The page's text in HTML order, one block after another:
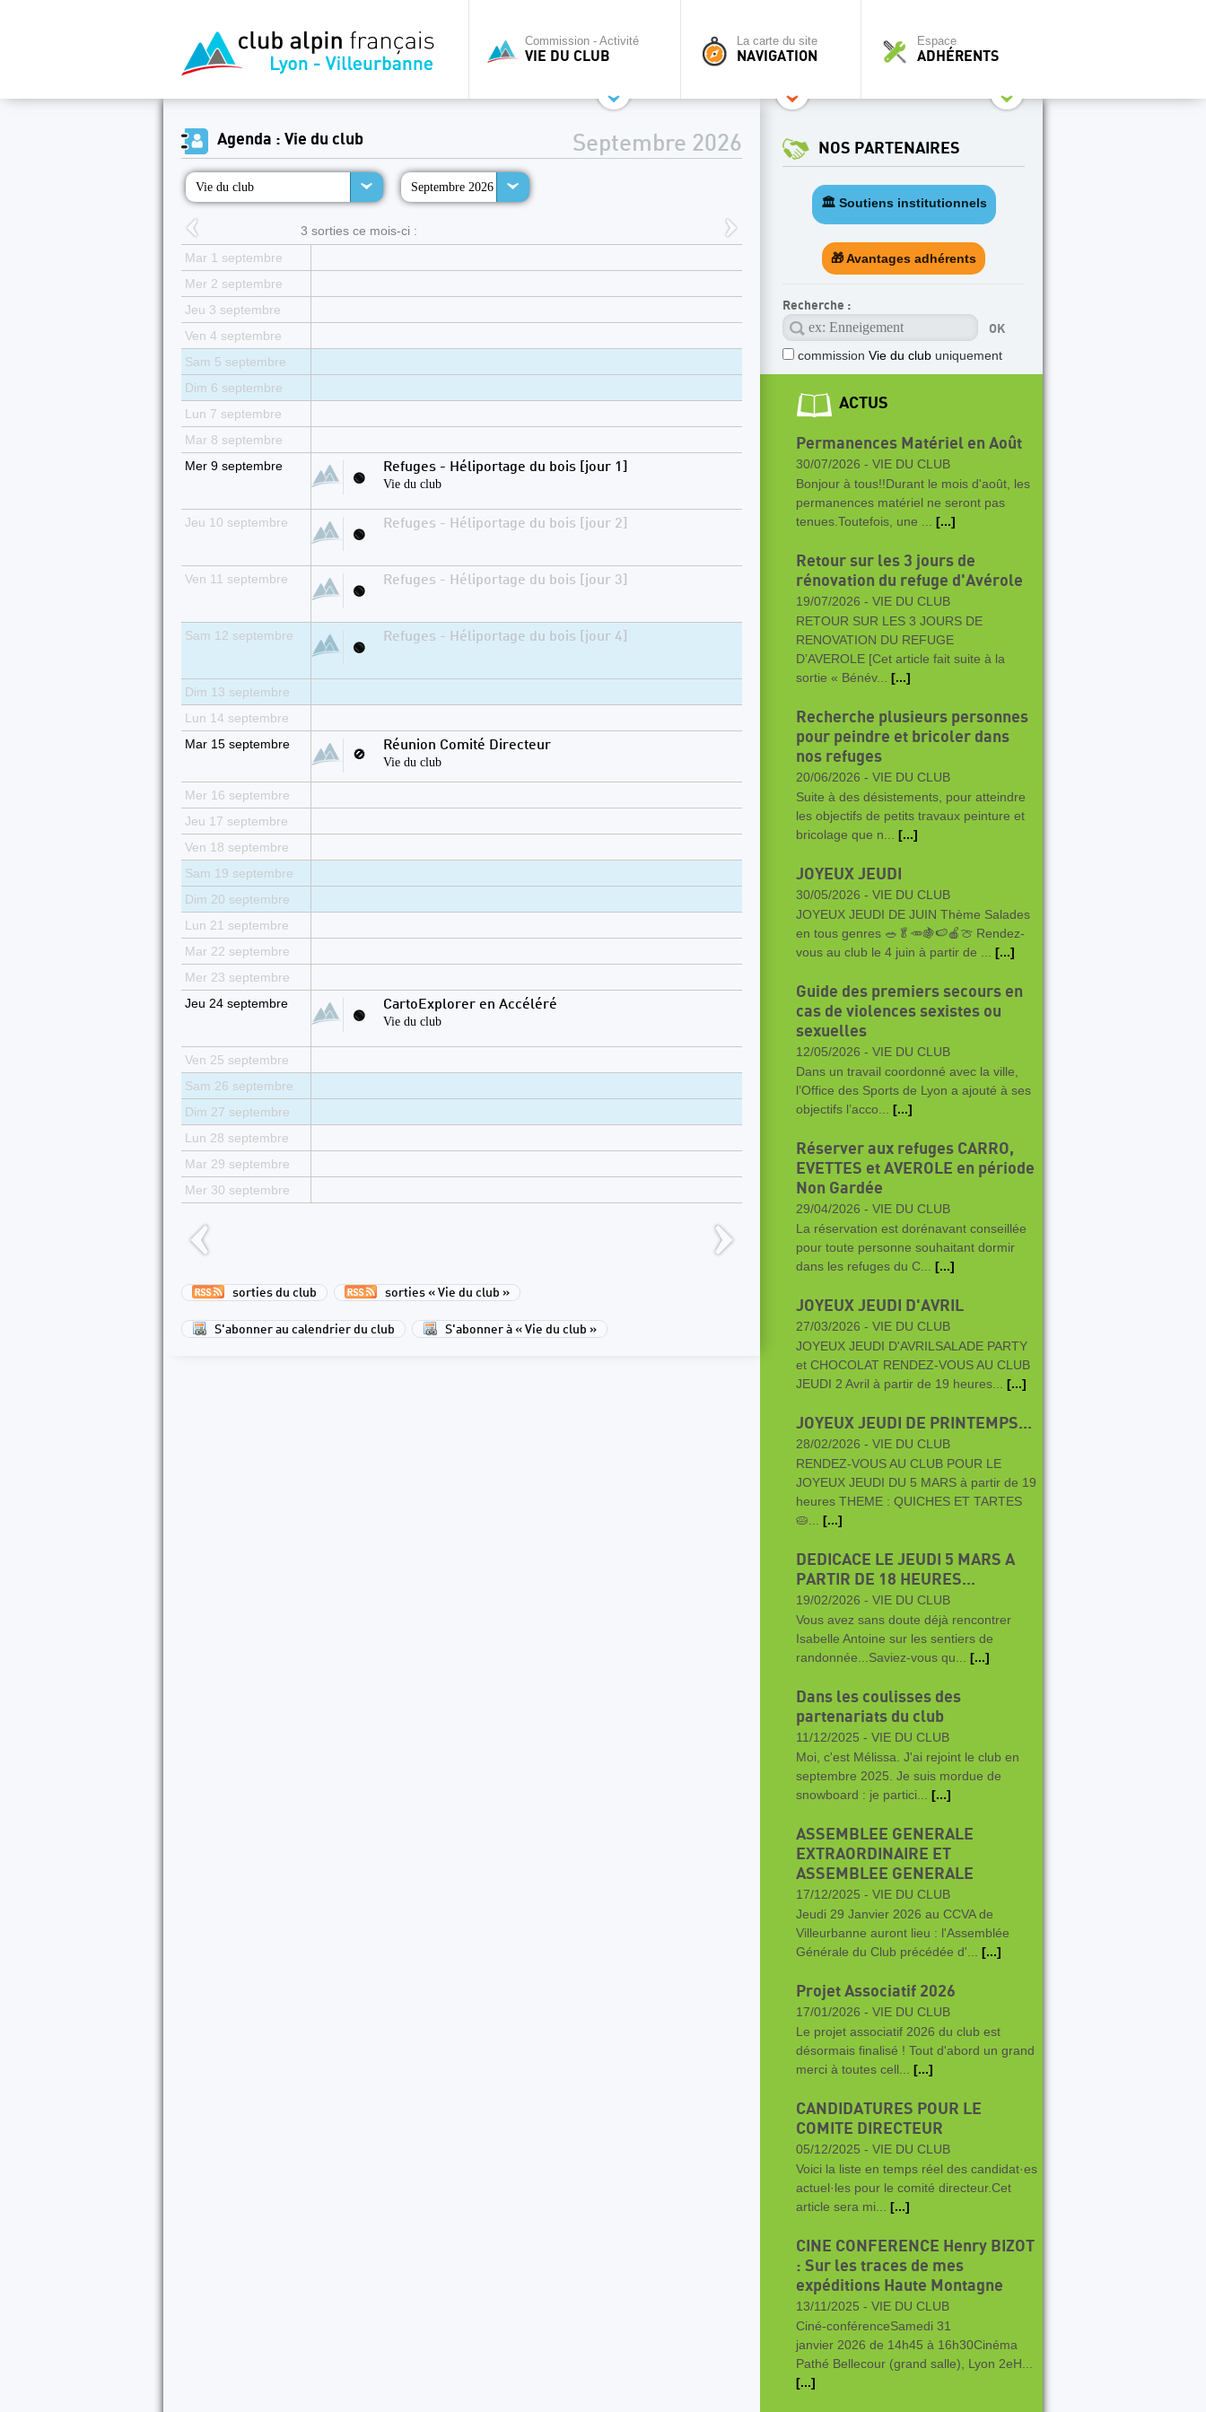
Commission - Activité
VIE DU CLUB
La carte du site
NAVIGATION
Espace
ADHÉRENTS
Agenda : Vie du club
Vie du club Septembre 2026
Septembre 2026
3 sorties ce mois-ci :
Mar 1 septembre
Mer 2 septembre
Jeu 3 septembre
Ven 4 septembre
Sam 5 septembre
Dim 6 septembre
Lun 7 septembre
Mar 8 septembre
Mer 9 septembre
🟢
Refuges - Héliportage du bois [jour 1]
Vie du club
Jeu 10 septembre
🟢
Refuges - Héliportage du bois [jour 2]
Ven 11 septembre
🟢
Refuges - Héliportage du bois [jour 3]
Sam 12 septembre
🟢
Refuges - Héliportage du bois [jour 4]
Dim 13 septembre
Lun 14 septembre
Mar 15 septembre
🚫
Réunion Comité Directeur
Vie du club
Mer 16 septembre
Jeu 17 septembre
Ven 18 septembre
Sam 19 septembre
Dim 20 septembre
Lun 21 septembre
Mar 22 septembre
Mer 23 septembre
Jeu 24 septembre
🟢
CartoExplorer en Accéléré
Vie du club
Ven 25 septembre
Sam 26 septembre
Dim 27 septembre
Lun 28 septembre
Mar 29 septembre
Mer 30 septembre
sorties du club sorties « Vie du club »
S'abonner au calendrier du club S'abonner à « Vie du club »
NOS PARTENAIRES
🏛️ Soutiens institutionnels
🎁 Avantages adhérents
Recherche :
commission Vie du club uniquement
ACTUS
Permanences Matériel en Août
30/07/2026 - VIE DU CLUB
Bonjour à tous!!Durant le mois d'août, les
permanences matériel ne seront pas
tenues.Toutefois, une ... [...]
Retour sur les 3 jours de
rénovation du refuge d'Avérole
19/07/2026 - VIE DU CLUB
RETOUR SUR LES 3 JOURS DE
RENOVATION DU REFUGE
D’AVEROLE [Cet article fait suite à la
sortie « Bénév... [...]
Recherche plusieurs personnes
pour peindre et bricoler dans
nos refuges
20/06/2026 - VIE DU CLUB
Suite à des désistements, pour atteindre
les objectifs de petits travaux peinture et
bricolage que n... [...]
JOYEUX JEUDI
30/05/2026 - VIE DU CLUB
JOYEUX JEUDI DE JUIN Thème Salades
en tous genres 🥗🥬🥕🍇🍉🍎🍈 Rendez-
vous au club le 4 juin à partir de ... [...]
Guide des premiers secours en
cas de violences sexistes ou
sexuelles
12/05/2026 - VIE DU CLUB
Dans un travail coordonné avec la ville,
l’Office des Sports de Lyon a ajouté à ses
objectifs l’acco... [...]
Réserver aux refuges CARRO,
EVETTES et AVEROLE en période
Non Gardée
29/04/2026 - VIE DU CLUB
La réservation est dorénavant conseillée
pour toute personne souhaitant dormir
dans les refuges du C... [...]
JOYEUX JEUDI D'AVRIL
27/03/2026 - VIE DU CLUB
JOYEUX JEUDI D'AVRILSALADE PARTY
et CHOCOLAT RENDEZ-VOUS AU CLUB
JEUDI 2 Avril à partir de 19 heures... [...]
JOYEUX JEUDI DE PRINTEMPS...
28/02/2026 - VIE DU CLUB
RENDEZ-VOUS AU CLUB POUR LE
JOYEUX JEUDI DU 5 MARS à partir de 19
heures THEME : QUICHES ET TARTES
🥧... [...]
DEDICACE LE JEUDI 5 MARS A
PARTIR DE 18 HEURES...
19/02/2026 - VIE DU CLUB
Vous avez sans doute déjà rencontrer
Isabelle Antoine sur les sentiers de
randonnée...Saviez-vous qu... [...]
Dans les coulisses des
partenariats du club
11/12/2025 - VIE DU CLUB
Moi, c'est Mélissa. J'ai rejoint le club en
septembre 2025. Je suis mordue de
snowboard : je partici... [...]
ASSEMBLEE GENERALE
EXTRAORDINAIRE ET
ASSEMBLEE GENERALE
17/12/2025 - VIE DU CLUB
Jeudi 29 Janvier 2026 au CCVA de
Villeurbanne auront lieu : l'Assemblée
Générale du Club précédée d'... [...]
Projet Associatif 2026
17/01/2026 - VIE DU CLUB
Le projet associatif 2026 du club est
désormais finalisé ! Tout d'abord un grand
merci à toutes cell... [...]
CANDIDATURES POUR LE
COMITE DIRECTEUR
05/12/2025 - VIE DU CLUB
Voici la liste en temps réel des candidat·es
actuel·les pour le comité directeur.Cet
article sera mi... [...]
CINE CONFERENCE Henry BIZOT
: Sur les traces de mes
expéditions Haute Montagne
13/11/2025 - VIE DU CLUB
Ciné-conférenceSamedi 31
janvier 2026 de 14h45 à 16h30Cinéma
Pathé Bellecour (grand salle), Lyon 2eH...
[...]